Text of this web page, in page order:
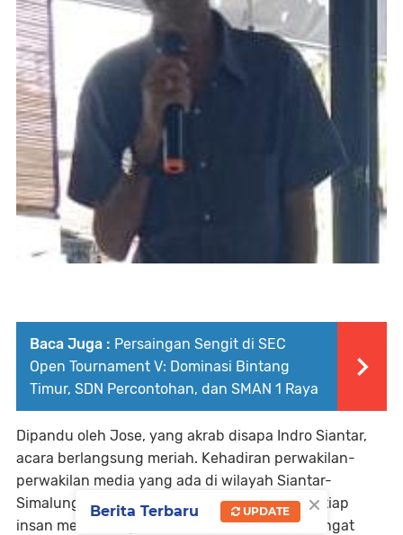
Baca Juga : Persaingan Sengit di SEC
Open Tournament V: Dominasi Bintang
Timur, SDN Percontohan, dan SMAN 1 Raya
Dipandu oleh Jose, yang akrab disapa Indro Siantar,
acara berlangsung meriah. Kehadiran perwakilan-
perwakilan media yang ada di wilayah Siantar-
Simalungun menambah semarak suasana. Setiap
insan media yang hadir menyatu dalam semangat
×
Berita Terbaru UPDATE